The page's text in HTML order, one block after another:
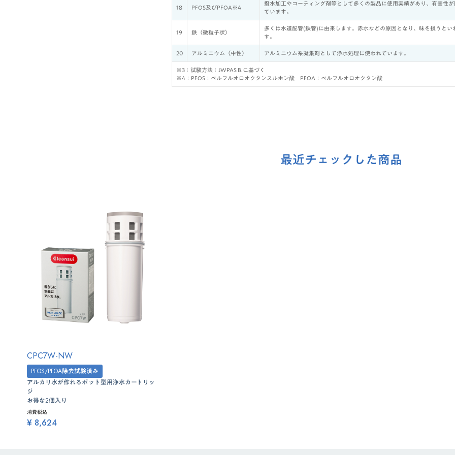
18 PFOS及びPFOA※4
撥水加工やコーティング剤等として多くの製品に使用実績があり、有害性が
ています。
19 鉄（微粒子状）
多くは水道配管(鉄管)に由来します。赤水などの原因となり、味を損うとい
す。
20 アルミニウム（中性） アルミニウム系凝集剤として浄水処理に使われています。
※3：試験方法：JWPAS B.に基づく
※4：PFOS：ペルフルオロオクタンスルホン酸 PFOA：ぺルフルオロオクタン酸
最近チェックした商品
CPC7W-NW
PFOS/PFOA除去試験済み
アルカリ水が作れるポット型用浄水カートリッ
ジ
お得な2個入り
消費税込
¥ 8,624